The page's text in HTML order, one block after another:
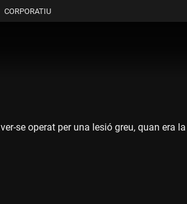
CORPORATIU
se operat per una lesió greu, quan